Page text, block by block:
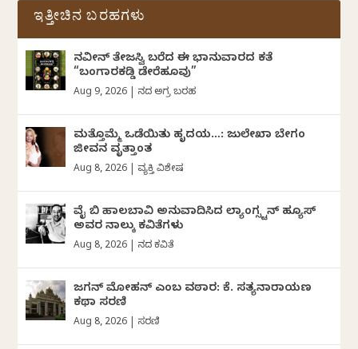
ಇತ್ತೀಚಿನ ಬರಹಗಳು
ನವೀನ್‌ ತೇಜಸ್ವಿ ಬರೆದ ಈ ಭಾನುವಾರದ ಕತೆ
“ಬಂಗಾರಕಡ್ಡಿ ಡೇರೆಹೂವು”
Aug 9, 2026 ದಿನದ ಅಗ್ರ ಬರಹ
ಮತ್ತೊಮ್ಮೆ ಒಡೆಯಿತು ಹೃದಯ…: ಜುಲೇಖಾ ಬೇಗಂ
ಜೀವನ ವೃತ್ತಾಂತ
Aug 8, 2026 ವ್ಯಕ್ತಿ ವಿಶೇಷ
ವೈ ಬಿ ಹಾಲಬಾವಿ ಅನುವಾದಿಸಿದ ಲ್ಯಾಂಗ್ಸ್ಟನ್ ಹ್ಯೂಸ್
ಅವರ ನಾಲ್ಕು ಕವಿತೆಗಳು
Aug 8, 2026 ದಿನದ ಕವಿತೆ
ಜಗನ್‌ ಮೋಹನ್‌ ಎಂಬ ವಠಾರ: ಕೆ. ಸತ್ಯನಾರಾಯಣ
ಕಥಾ ಸರಣಿ
Aug 8, 2026 ಸರಣಿ